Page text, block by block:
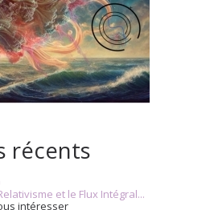
récents
et le Flux Intégral...
intéresser